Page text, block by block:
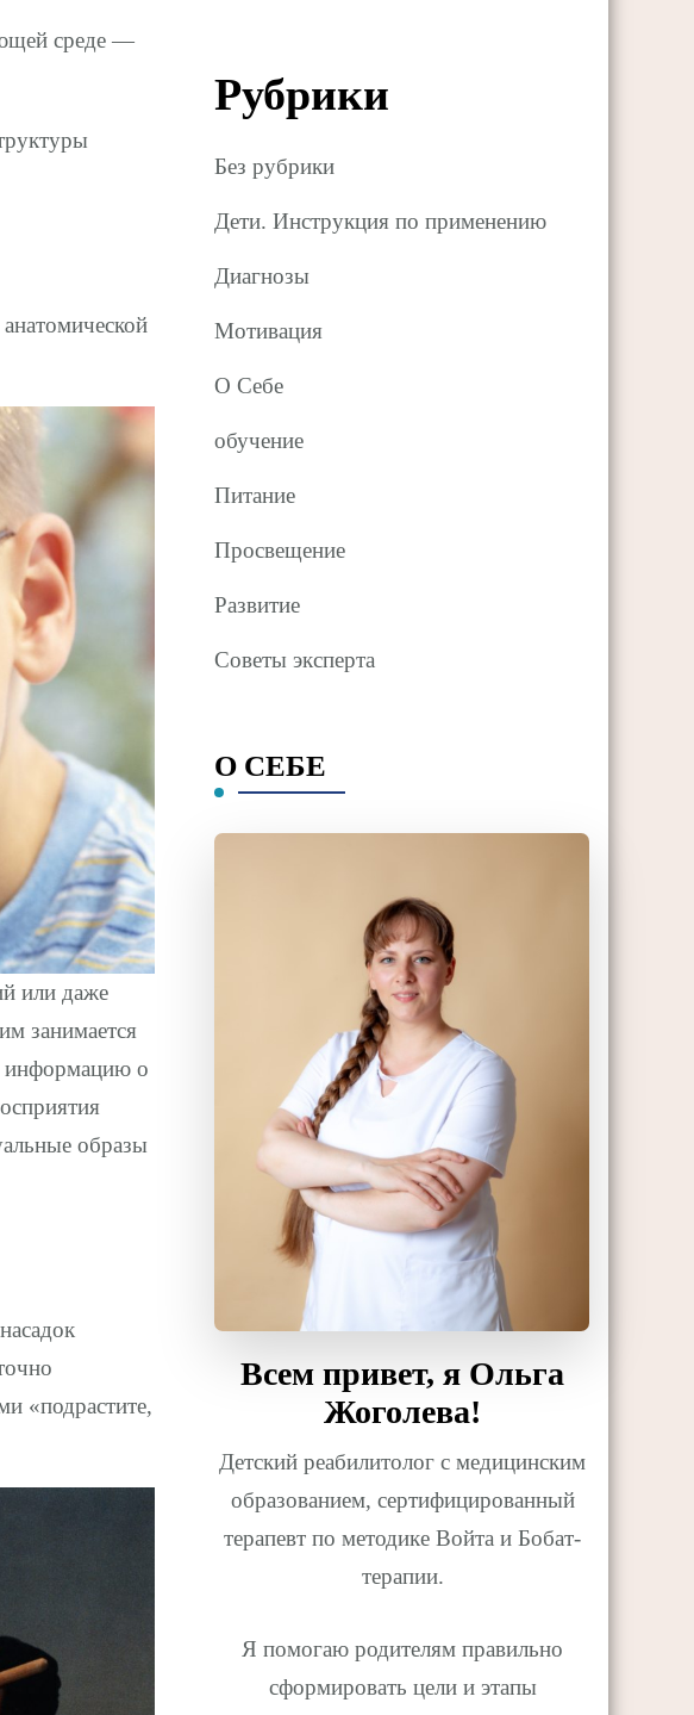
среде —
или даже
занимается
информацию о
образы
«подрастите,
Рубрики
Без рубрики
Дети. Инструкция по применению
Диагнозы
Мотивация
О Себе
обучение
Питание
Просвещение
Развитие
Советы эксперта
О СЕБЕ
Всем привет, я Ольга
Жоголева!
Детский реабилитолог с медицинским
образованием, сертифицированный
терапевт по методике Войта и Бобат-
терапии.
Я помогаю родителям правильно
сформировать цели и этапы